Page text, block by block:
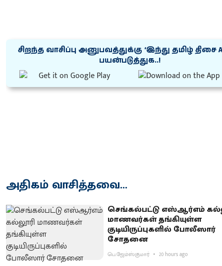
சிறந்த வாசிப்பு அனுபவத்துக்கு ‘இந்து தமிழ் திசை
பயன்படுத்துக..!
அதிகம் வாசித்தவை...
செங்கல்பட்டு எஸ்ஆர்எம்
மாணவர்கள் தங்கியுள்ள
குடியிருப்புகளில் போலீஸார்
சோதனை
பெ.ஜேம்ஸ்குமார் 20 hours ago